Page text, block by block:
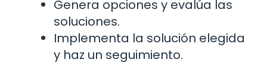
Genera opciones y evalúa las
soluciones.
Implementa la solución elegida
y haz un seguimiento.